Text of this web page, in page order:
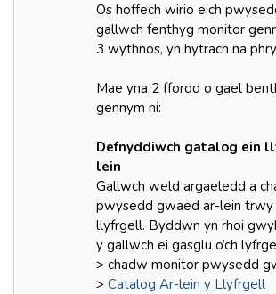
Os hoffech wirio eich
gallwch fenthyg monitor
3 wythnos, yn hytrach na
Mae yna 2 ffordd o gael
gennym ni:
Defnyddiwch gatalog ein
lein
Gallwch weld argaeledd a
pwysedd gwaed ar-lein trwy
llyfrgell. Byddwn yn rhoi
y gallwch ei gasglu o’ch
> chadw monitor pwysedd
> Catalog Ar-lein y Llyfrgell